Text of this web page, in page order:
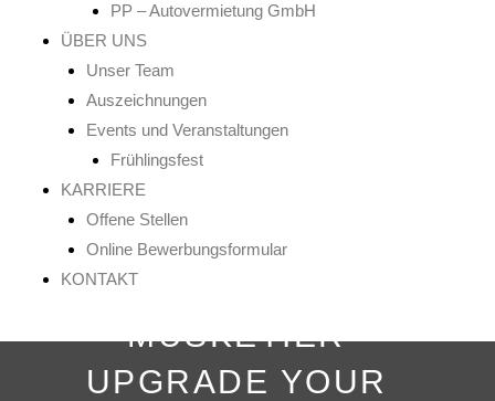
PP – Autovermietung GmbH
ÜBER UNS
Unser Team
Auszeichnungen
Events und Veranstaltungen
Frühlingsfest
KARRIERE
Offene Stellen
Online Bewerbungsformular
KONTAKT
MUSKETIER
UPGRADE YOUR